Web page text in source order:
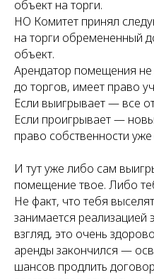
объект на торги.
НО Комитет принял
на торги обремененный
объект.
Арендатор помещения
до торгов, имеет право
Если выигрывает — все
Если проигрывает —
право собственности
И тут уже либо сам
помещение твое. Либо
Не факт, что тебя
занимается
взгляд, это очень
аренды закончился —
шансов продлить